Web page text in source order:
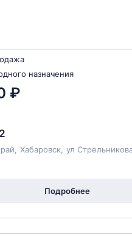
назначения
₽
Хабаровск ул
Подробнее